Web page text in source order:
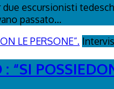
escursionisti
passato...